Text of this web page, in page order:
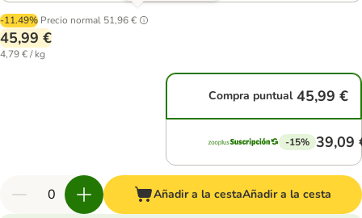
-11.49% Precio normal 51,96 €
45,99 €
4,79 € / kg
Compra puntual 45,99 €
-15% 39,09
Añadir a la cestaAñadir a la cesta